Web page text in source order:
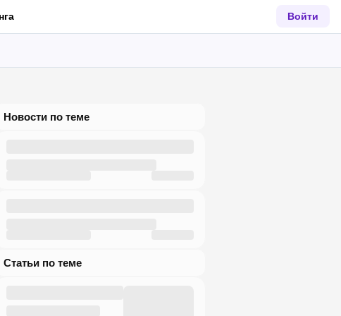
Войти
Новости по теме
Статьи по теме